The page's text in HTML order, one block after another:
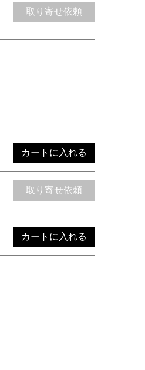
取り寄せ依頼
カートに入れる
取り寄せ依頼
カートに入れる